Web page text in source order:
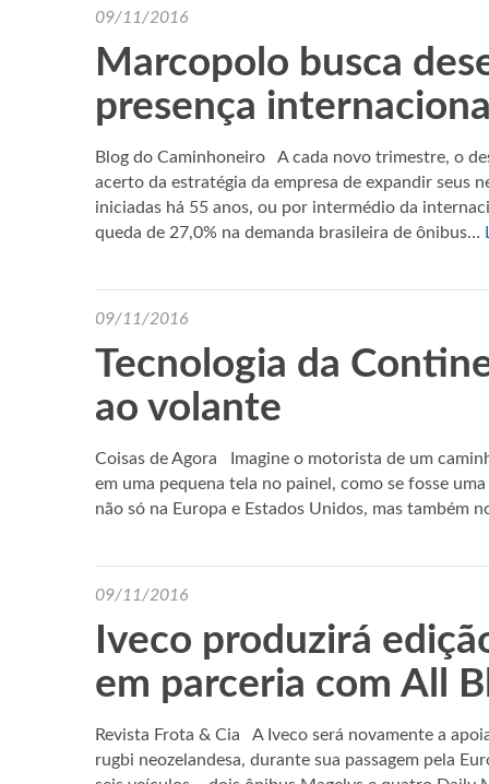
09/11/2016
Marcopolo busca
presença
Blog do Caminhoneiro A cada novo trimestre, o
acerto da estratégia da empresa de expandir seus
iniciadas há 55 anos, ou por intermédio da
queda de 27,0% na demanda brasileira de ônibus…
09/11/2016
Tecnologia da
ao volante
Coisas de Agora Imagine o motorista de um
em uma pequena tela no painel, como se fosse
não só na Europa e Estados Unidos, mas
09/11/2016
Iveco produzirá
em parceria com All
Revista Frota & Cia A Iveco será novamente a
rugbi neozelandesa, durante sua passagem pela